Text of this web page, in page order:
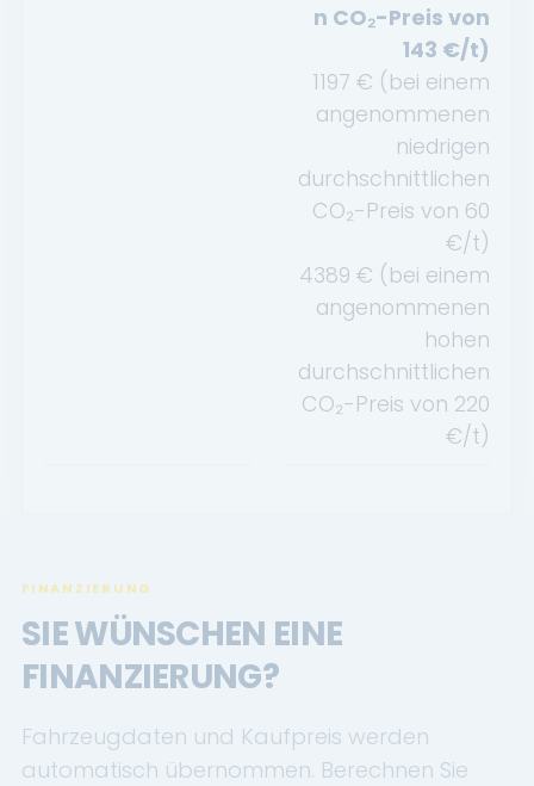
n CO₂-Preis von
143 €/t)
1197 € (bei einem
angenommenen
niedrigen
durchschnittlichen
CO₂-Preis von 60
€/t)
4389 € (bei einem
angenommenen
hohen
durchschnittlichen
CO₂-Preis von 220
€/t)
FINANZIERUNG
SIE WÜNSCHEN EINE
FINANZIERUNG?
Fahrzeugdaten und Kaufpreis werden
automatisch übernommen. Berechnen Sie